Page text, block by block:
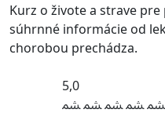
Kurz o živote a strave
súhrnné informácie od
chorobou prechádza.
5,0